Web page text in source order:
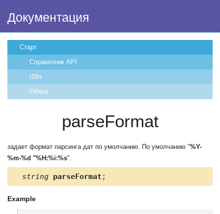
Документация
Старт
Справочник API
i18n
Others
parseFormat
задает формат парсинга дат по умолчанию. По умолчанию "%Y-
%m-%d "%H:%i:%s".
string parseFormat ;
Example